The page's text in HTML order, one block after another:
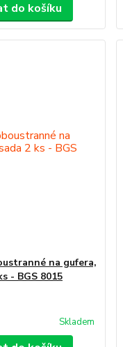
do košíku
na gufera,
- BGS 8015
Skladem